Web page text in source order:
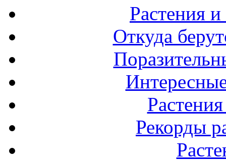
Растения
Откуда
Рекорды